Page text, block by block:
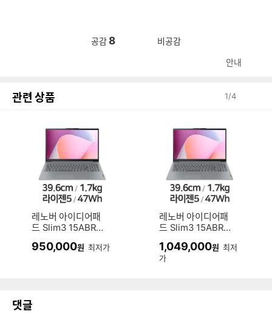
공감8 비공감
안내
관련 상품 1/4
레노버 아이디어패
드 Slim3 15ABR8
N11 (SSD 512GB)
950,000원 최저가
레노버 아이디어패
드 Slim3 15ABR8
D 512GB)
1,049,000원 최저
가
댓글